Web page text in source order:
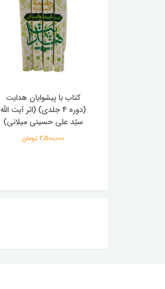
کتاب با پیشوایان هدایت
(دوره 4 جلدی) (اثر آیت الله
سیّد علی حسینی میلانی)
2,500,000 تومان